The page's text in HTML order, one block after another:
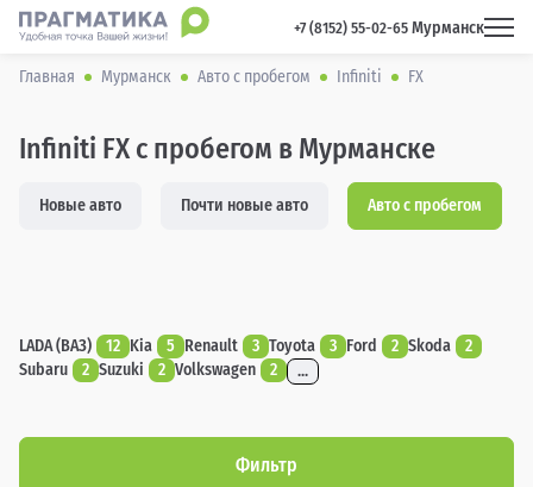
+7 (8152) 55-02-65 Мурманск
Главная Мурманск Авто с пробегом Infiniti FX
Infiniti FX с пробегом в Мурманске
Новые авто Почти новые авто Авто с пробегом
LADA (ВАЗ) 12 Kia 5 Renault 3 Toyota 3 Ford 2 Skoda
2
Subaru
2 Suzuki 2 Volkswagen 2 ...
Фильтр